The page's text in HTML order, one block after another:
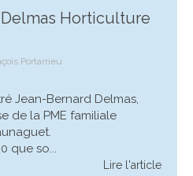
Horticulture
Portarrieu
Jean-Bernard Delmas,
de la PME familiale
que so...
Lire l'article